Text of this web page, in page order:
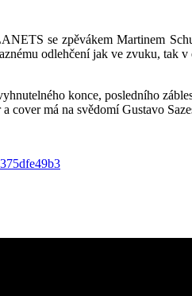
se zpěvákem Martinem
odlehčení jak ve zvuku, tak
konce, posledního
cover má na svědomí Gustavo